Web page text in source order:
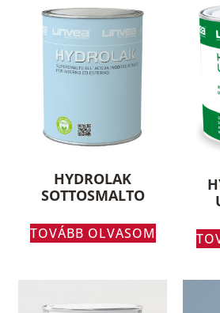
HYDROLAK
SOTTOSMALTO
TOVÁBB OLVASOM